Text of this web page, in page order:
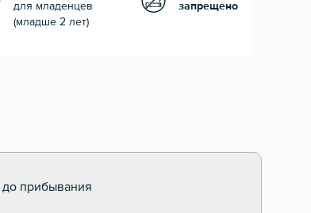
для младенцев
(младше 2 лет)
запрещено
до прибывания